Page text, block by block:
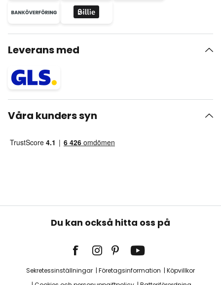
Leverans med
Våra kunders syn
Du kan också hitta oss på
Sekretessinställningar Företagsinformation
Köpvillkor